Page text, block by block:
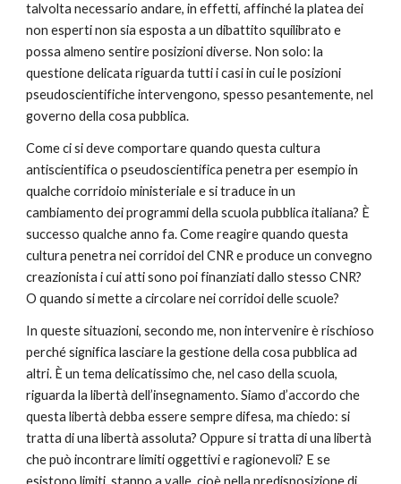
talvolta necessario andare, in effetti, affinché la platea dei
non esperti non sia esposta a un dibattito squilibrato e
possa almeno sentire posizioni diverse. Non solo: la
questione delicata riguarda tutti i casi in cui le posizioni
pseudoscientifiche intervengono, spesso pesantemente, nel
governo della cosa pubblica.
Come ci si deve comportare quando questa cultura
antiscientifica o pseudoscientifica penetra per esempio in
qualche corridoio ministeriale e si traduce in un
cambiamento dei programmi della scuola pubblica italiana? È
successo qualche anno fa. Come reagire quando questa
cultura penetra nei corridoi del CNR e produce un convegno
creazionista i cui atti sono poi finanziati dallo stesso CNR?
O quando si mette a circolare nei corridoi delle scuole?
In queste situazioni, secondo me, non intervenire è rischioso
perché significa lasciare la gestione della cosa pubblica ad
altri. È un tema delicatissimo che, nel caso della scuola,
riguarda la libertà dell’insegnamento. Siamo d’accordo che
questa libertà debba essere sempre difesa, ma chiedo: si
tratta di una libertà assoluta? Oppure si tratta di una libertà
che può incontrare limiti oggettivi e ragionevoli? E se
esistono limiti, stanno a valle, cioè nella predisposizione di